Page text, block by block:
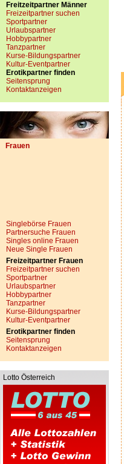
Freitzeitpartner Männer
Freizeitpartner suchen
Sportpartner
Urlaubspartner
Hobbypartner
Tanzpartner
Kurse-Bildungspartner
Kultur-Eventpartner
Erotikpartner finden
Seitensprung
Kontaktanzeigen
Frauen
Singlebörse Frauen
Partnersuche Frauen
Singles online Frauen
Neue Single Frauen
Freizeitpartner Frauen
Freizeitpartner suchen
Sportpartner
Urlaubspartner
Hobbypartner
Tanzpartner
Kurse-Bildungspartner
Kultur-Eventpartner
Erotikpartner finden
Seitensprung
Kontaktanzeigen
Lotto Österreich